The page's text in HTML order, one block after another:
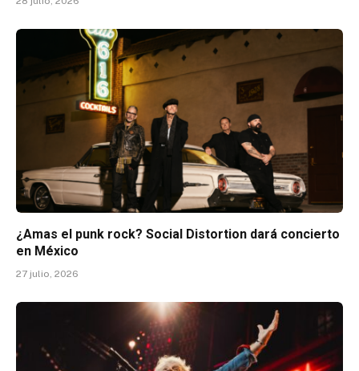
¿Amas el punk rock? Social Distortion dará concierto
en México
27 julio, 2026